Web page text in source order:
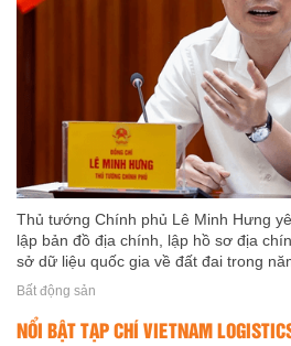
Thủ tướng Chính phủ Lê Minh Hưng
lập bản đồ địa chính, lập hồ sơ địa
sở dữ liệu quốc gia về đất đai trong
Bất động sản
NỔI BẬT TẠP CHÍ VIETNAM